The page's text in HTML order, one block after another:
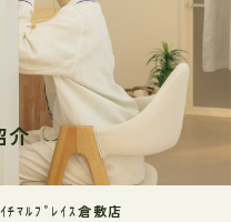
介
ｲﾁﾏﾙﾌﾟﾚｲｽ倉敷店